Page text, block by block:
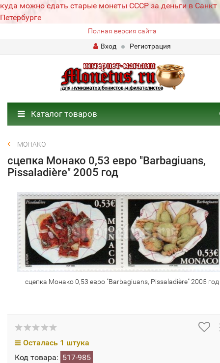
куда можно сдать старые монеты СССР за деньги в Санкт
Петербурге
Полная версия сайта
Вход
Регистрация
Каталог товаров
МОНАКО
сцепка Монако 0,53 евро "Barbagiuans,
Pissaladière" 2005 год
сцепка Монако 0,53 евро "Barbagiuans, Pissaladière" 2005 год
Осталась 1 штука
Код товара: 517-985